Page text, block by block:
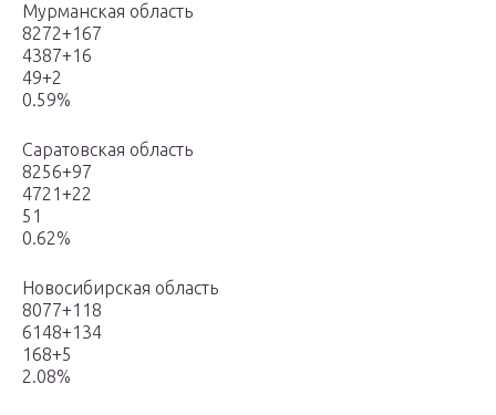
Мурманская область
8272+167
4387+16
49+2
0.59%
Саратовская область
8256+97
4721+22
51
0.62%
Новосибирская область
8077+118
6148+134
168+5
2.08%